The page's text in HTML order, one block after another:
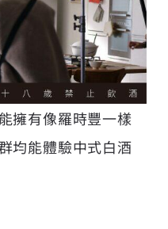
擁有像羅時豐一樣
均能體驗中式白酒